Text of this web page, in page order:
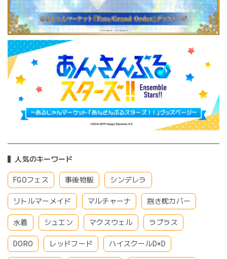
人気のキーワード
FGOフェス 事後物販 シンデレラ
リトルマーメイド マルチャーナ 抱き枕カバー
水着 シュエン マクスウェル ラプラス
DORO レッドフード ハイスクールD×D